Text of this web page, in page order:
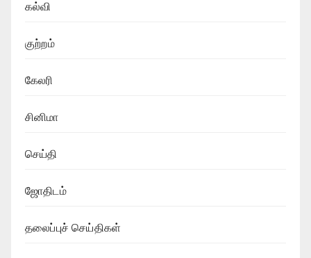
கல்வி
குற்றம்
கேலரி
சினிமா
செய்தி
ஜோதிடம்
தலைப்புச் செய்திகள்